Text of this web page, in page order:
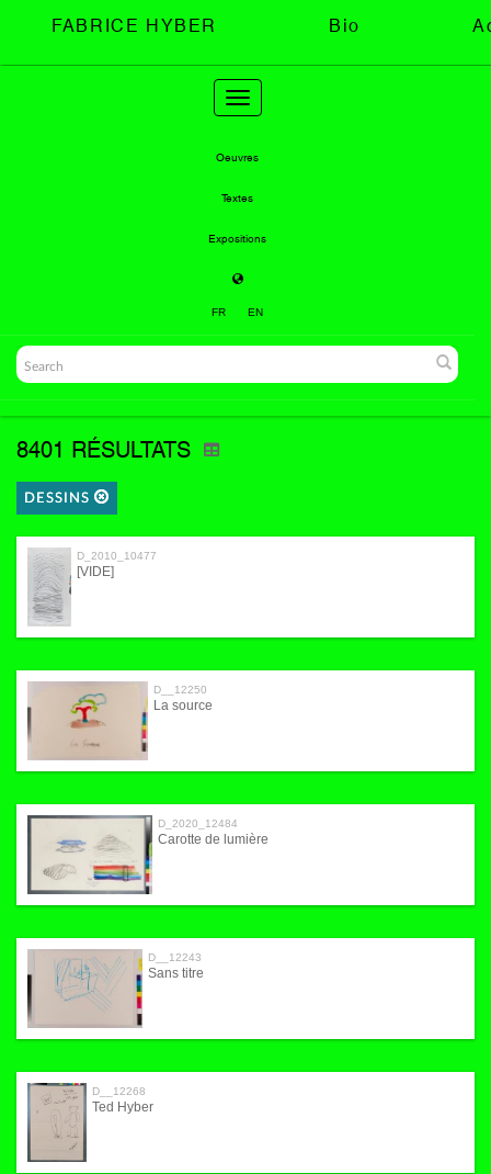
FABRICE HYBER Bio
Toggle
navigation
Oeuvres
Textes
Expositions
FR EN
8401 RÉSULTATS
DESSINS
D_2010_10477
[VIDE]
D__12250
La source
D_2020_12484
Carotte de lumière
D__12243
Sans titre
D__12268
Ted Hyber